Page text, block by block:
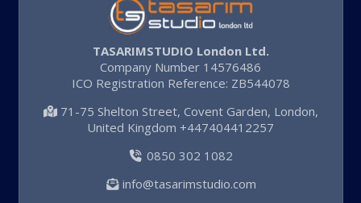
TASARIMSTUDIO London Ltd.
Company Number 14576486
ICO Registration Reference: ZB544078
71-75 Shelton Street, Covent Garden, London,
United Kingdom +447404412257
0850 302 1082
info@tasarimstudio.com